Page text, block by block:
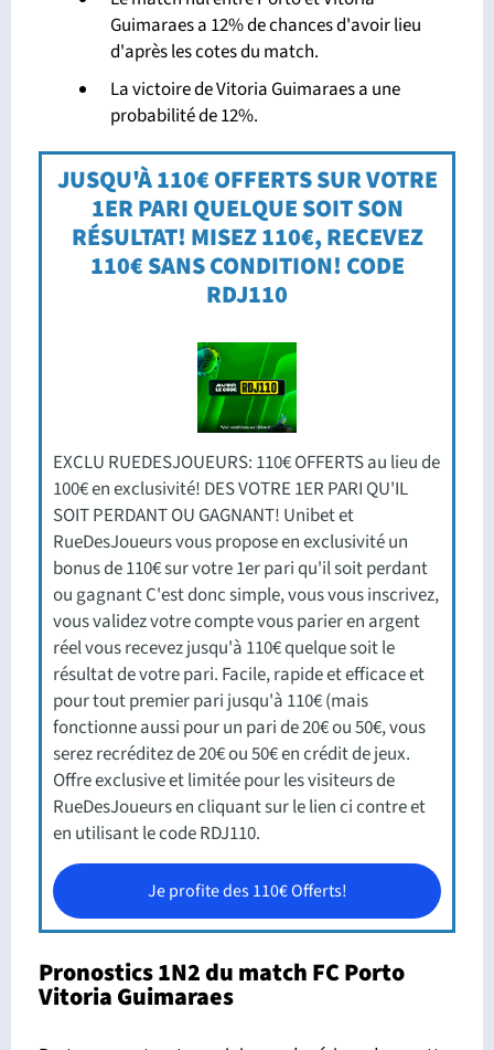
Guimaraes a 12% de chances d'avoir lieu
d'après les cotes du match.
La victoire de Vitoria Guimaraes a une
probabilité de 12%.
JUSQU'À 110€ OFFERTS SUR VOTRE
1ER PARI QUELQUE SOIT SON
RÉSULTAT! MISEZ 110€, RECEVEZ
110€ SANS CONDITION! CODE
RDJ110
EXCLU RUEDESJOUEURS: 110€ OFFERTS au lieu de
100€ en exclusivité! DES VOTRE 1ER PARI QU'IL
SOIT PERDANT OU GAGNANT! Unibet et
RueDesJoueurs vous propose en exclusivité un
bonus de 110€ sur votre 1er pari qu'il soit perdant
ou gagnant C'est donc simple, vous vous inscrivez,
vous validez votre compte vous parier en argent
réel vous recevez jusqu'à 110€ quelque soit le
résultat de votre pari. Facile, rapide et efficace et
pour tout premier pari jusqu'à 110€ (mais
fonctionne aussi pour un pari de 20€ ou 50€, vous
serez recréditez de 20€ ou 50€ en crédit de jeux.
Offre exclusive et limitée pour les visiteurs de
RueDesJoueurs en cliquant sur le lien ci contre et
en utilisant le code RDJ110.
Je profite des 110€ Offerts!
Pronostics 1N2 du match FC Porto
Vitoria Guimaraes